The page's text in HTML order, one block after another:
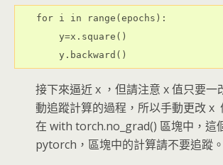
for i in range(epochs):
    y=x.square()
接下來逼近 x ，但請注意 x 值只要一
動追蹤計算的過程，所以手動更改 x
在 with torch.no_grad() 區塊中，這
pytorch，區塊中的計算請不要追蹤。